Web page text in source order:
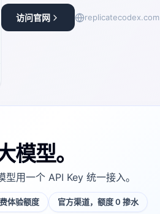
访问官网 replicatecodex.com
模型。
用一个 API Key 统一接入。
体验额度 官方渠道，额度 0 掺水